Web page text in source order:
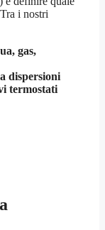
i nostri
gas,
dispersioni
termostati